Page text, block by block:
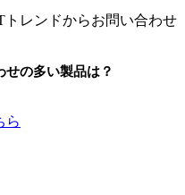
レンドからお問い合わせ
せの多い製品は？
ら